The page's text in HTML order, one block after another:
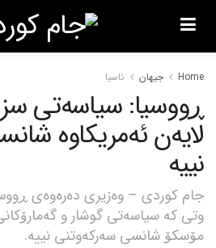
Home جیهان ئاسیا
ڕووسیا: سیاسەتی
لایەن ئەمریکاوە
نییە
جام کوردی – وەزیری دەرەوەی
وتی کە سیاسەتی گوشار و
مۆسکۆ شانسی سەرکەوتنی نییە.